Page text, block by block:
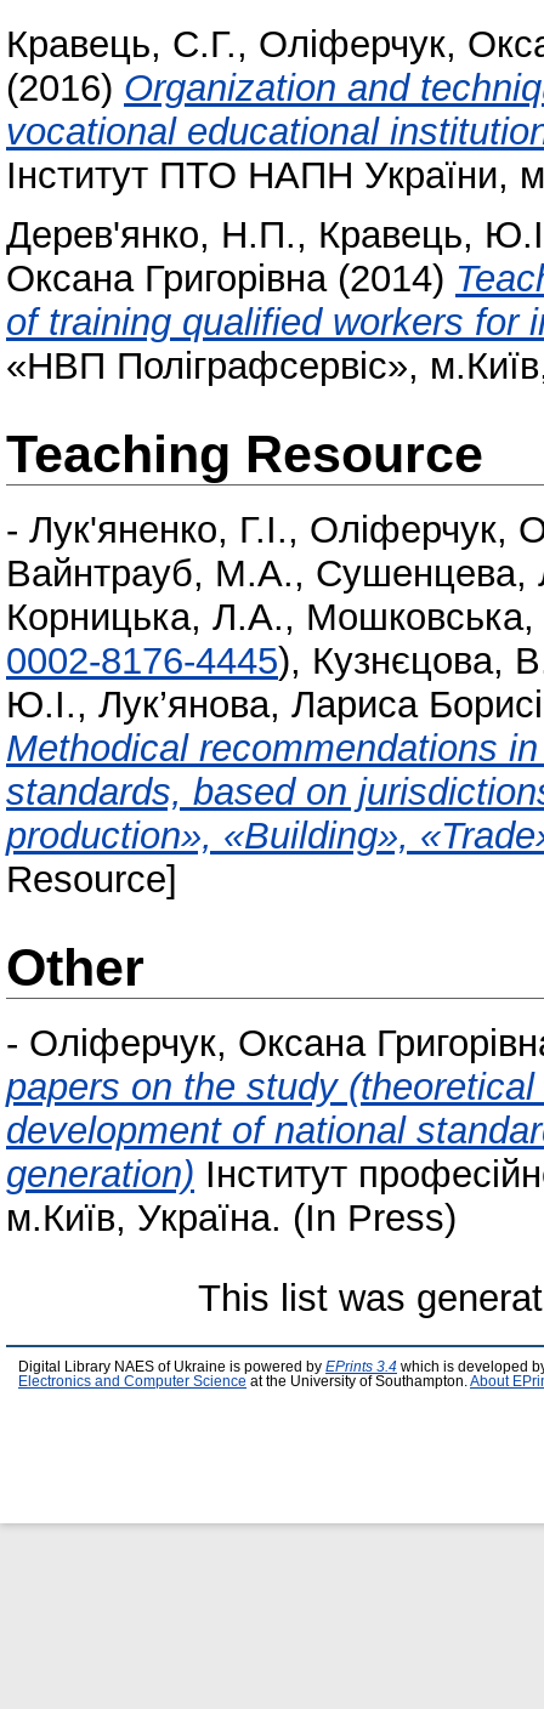
Кравець, С.Г., Оліферчук,
(2016) Organization and
vocational educational
Інститут ПТО НАПН України,
Дерев'янко, Н.П., Кравець,
Оксана Григорівна(2014)
of training qualified workers for
«НВП Поліграфсервіс»,
Teaching Resource
- Лук'яненко, Г.І., Оліферчук,
Вайнтрауб, М.А., Сушенцева,
Корницька, Л.А., Мошковська,
0002-8176-4445), Кузнєцова,
Ю.І., Лук’янова, Лариса
Methodical recommendations
standards, based on
production», «Building»,
Resource]
Other
- Оліферчук, Оксана
papers on the study
development of national
generation) Інститут
м.Київ, Україна. (In Press)
This list was
Digital Library NAES of Ukraine is powered by EPrints 3.4 which is developed
Electronics and Computer Science at the University of Southampton.About